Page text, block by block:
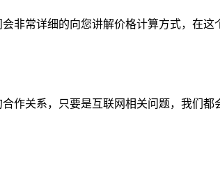
非常详细的向您讲解价格计算方式，在
作关系，只要是互联网相关问题，我们